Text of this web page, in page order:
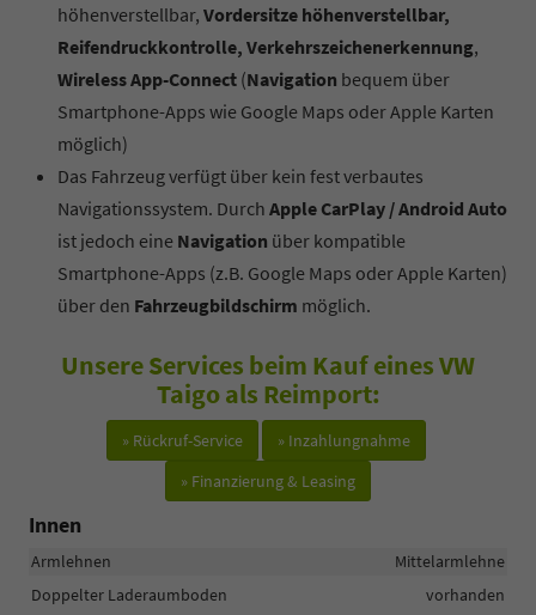
höhenverstellbar, Vordersitze höhenverstellbar,
Reifendruckkontrolle, Verkehrszeichenerkennung,
Wireless App-Connect (Navigation bequem über
Smartphone-Apps wie Google Maps oder Apple Karten
möglich)
Das Fahrzeug verfügt über kein fest verbautes
Navigationssystem. Durch Apple CarPlay / Android Auto
ist jedoch eine Navigation über kompatible
Smartphone-Apps (z.B. Google Maps oder Apple Karten)
über den Fahrzeugbildschirm möglich.
Unsere Services beim Kauf eines VW
Taigo als Reimport:
» Rückruf-Service
» Inzahlungnahme
» Finanzierung & Leasing
Innen
Armlehnen
Mittelarmlehne
Doppelter Laderaumboden
vorhanden